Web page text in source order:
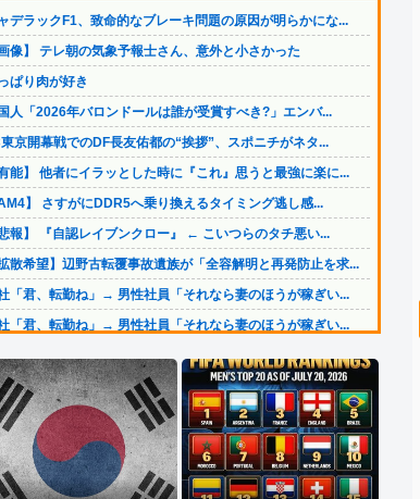
デラックF1、致命的なブレーキ問題の原因が明らかにな...
画像】 テレ朝の気象予報士さん、意外と小さかった
ぱり肉が好き
人「2026年バロンドールは誰が受賞すべき?」エンバ...
東京開幕戦でのDF長友佑都の“挨拶”、スポニチがネタ...
有能】 他者にイラッとした時に『これ』思うと最強に楽に...
AM4】 さすがにDDR5へ乗り換えるタイミング逃し感...
悲報】 『自認レイブンクロー』 ← こいつらのタチ悪い...
拡散希望】辺野古転覆事故遺族が「全容解明と再発防止を求...
「君、転勤ね」→ 男性社員「それなら妻のほうが稼ぎい...
「君、転勤ね」→ 男性社員「それなら妻のほうが稼ぎい...
ンポケ斎藤と代理人のやりとり、「地獄すぎて完全にコン...
報】 玉川徹「死んでいなければ銃刀法違反と公務執行妨...
をダメにした総理大臣、ワースト１位が同点でこの人ｗｗ...
報】 元日テレ女子アナ脊山麻理子さん(46)イメージ...
ット騒然】 元ジャンポケ斉藤の妻、夫の求刑7年翌日に...